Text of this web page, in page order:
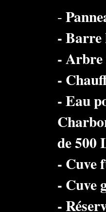
-
- Barre
- Arbre
-
- Eau
de 500
- Cuve
- Cuve
-